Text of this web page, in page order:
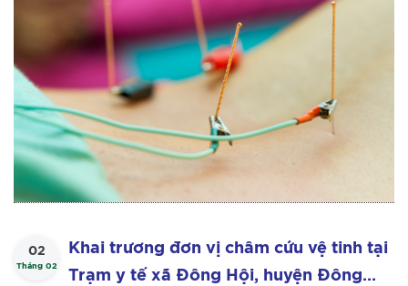
02
Tháng 02
Khai trương đơn vị châm cứu vệ tinh tại
Trạm y tế xã Đông Hội, huyện Đông